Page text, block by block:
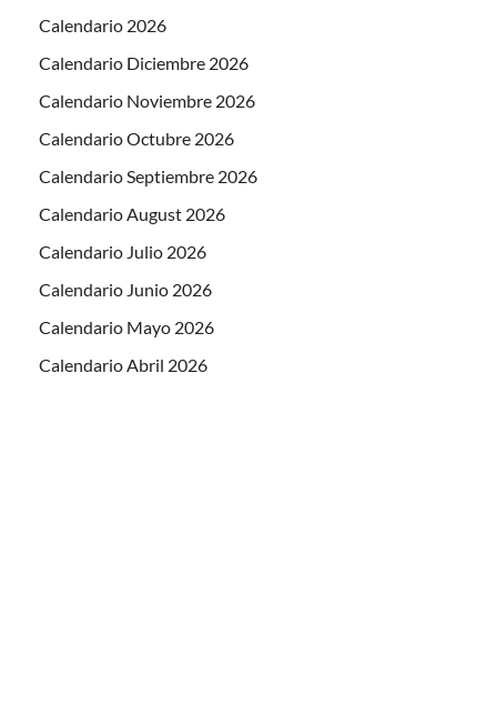
Calendario 2026
Calendario Diciembre 2026
Calendario Noviembre 2026
Calendario Octubre 2026
Calendario Septiembre 2026
Calendario August 2026
Calendario Julio 2026
Calendario Junio 2026
Calendario Mayo 2026
Calendario Abril 2026